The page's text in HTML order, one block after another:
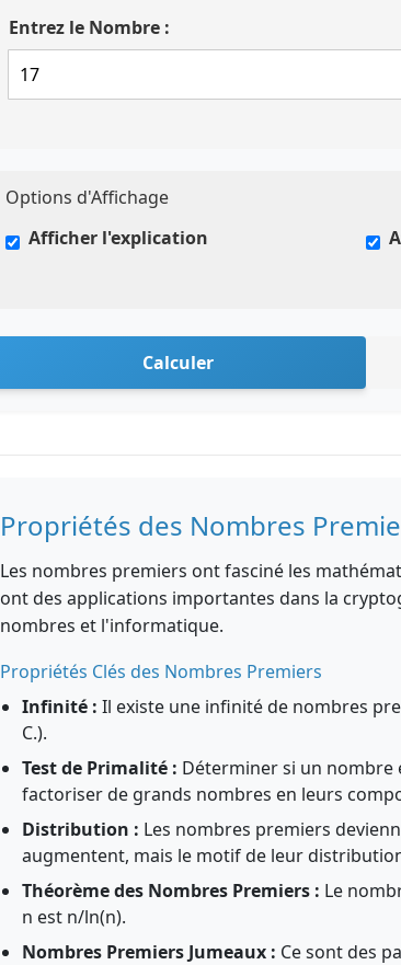
Entrez le Nombre :
Options d'Affichage
Afficher l'explication
Calculer
Propriétés des Nombres
Les nombres premiers ont fasciné les
ont des applications importantes dans la
nombres et l'informatique.
Propriétés Clés des Nombres Premiers
Infinité : Il existe une infinité de nombres
C.).
Test de Primalité : Déterminer si un nombre
factoriser de grands nombres en leurs
Distribution : Les nombres premiers
augmentent, mais le motif de leur
Théorème des Nombres Premiers : Le
n est n/ln(n).
Nombres Premiers Jumeaux : Ce sont des